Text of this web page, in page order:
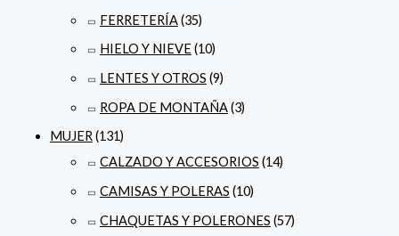
FERRETERÍA(35)
HIELO Y NIEVE(10)
LENTES Y OTROS (9)
ROPA DE MONTAÑA(3)
MUJER(131)
CALZADO Y ACCESORIOS (14)
CAMISAS Y POLERAS (10)
CHAQUETAS Y POLERONES (57)